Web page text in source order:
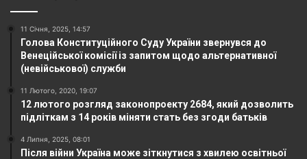
11 Січня, 2025, 14:57
Голова Конституційного Суду України звернувся до
Венеційської комісії із запитом щодо альтернативної
(невійськової) служби
11 Лютого, 2020, 19:07
12 лютого розгляд законопроекту 2684, який дозволить
підліткам з 14 років міняти стать без згоди батьків
4 Липня, 2025, 08:01
Після війни Україна може зіткнутися з хвилею освітньої